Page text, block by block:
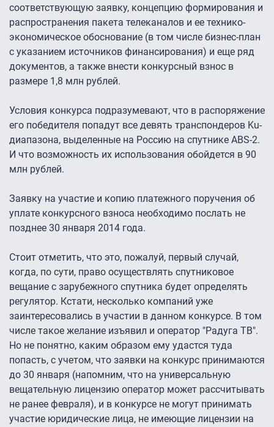
соответствующую заявку, концепцию формирования и
распространения пакета телеканалов и ее технико-
экономическое обоснование (в том числе бизнес-план
с указанием источников финансирования) и еще ряд
документов, а также внести конкурсный взнос в
размере 1,8 млн рублей.
Условия конкурса подразумевают, что в распоряжение
его победителя попадут все девять транспондеров Ku-
диапазона, выделенные на Россию на спутнике ABS-2.
И что возможность их использования обойдется в 90
млн рублей.
Заявку на участие и копию платежного поручения об
уплате конкурсного взноса необходимо послать не
позднее 30 января 2014 года.
Стоит отметить, что это, пожалуй, первый случай,
когда, по сути, право осуществлять спутниковое
вещание с зарубежного спутника будет определять
регулятор. Кстати, несколько компаний уже
заинтересовались в участии в данном конкурсе. В том
числе такое желание изъявил и оператор "Радуга ТВ".
Но не понятно, каким образом ему удастся туда
попасть, с учетом, что заявки на конкурс принимаются
до 30 января (напомним, что на универсальную
вещательную лицензию оператор может рассчитывать
не ранее февраля), и в конкурсе не могут принимать
участие юридические лица, не имеющие лицензии на